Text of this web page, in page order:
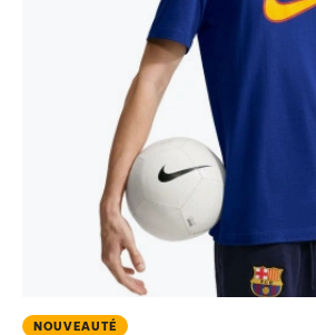
NOUVEAUTÉ